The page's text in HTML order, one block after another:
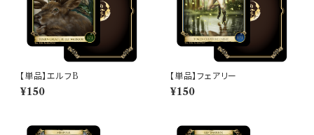
【単品】エルフB
¥150
【単品】フェアリー
¥150